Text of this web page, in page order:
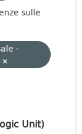
sulle
-
Unit)